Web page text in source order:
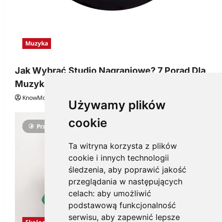
Używamy plików
cookie
Ta witryna korzysta z plików
cookie i innych technologii
śledzenia, aby poprawić jakość
przeglądania w następujących
celach: aby umożliwić
podstawową funkcjonalność
serwisu, aby zapewnić lepsze
Muzyka
Jak Wybrać Studio Nagraniowe? 7 Porad Dla
Muzyka
KnowMore.pl
Przeczytano 3 minut